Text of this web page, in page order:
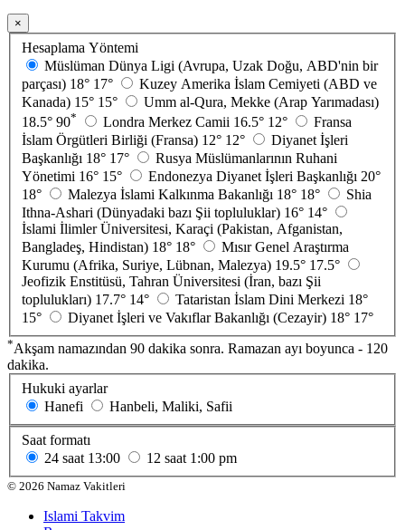
×
Hesaplama Yöntemi
Müslüman Dünya Ligi (Avrupa, Uzak Doğu, ABD'nin bir
parçası) 18° 17°
Kuzey Amerika İslam Cemiyeti (ABD ve
Kanada) 15° 15°
Umm al-Qura, Mekke (Arap Yarımadası)
18.5° 90* Londra Merkez Camii 16.5° 12°
Fransa
İslam Örgütleri Birliği (Fransa) 12° 12°
Diyanet İşleri
Başkanlığı 18° 17°
Rusya Müslümanlarının Ruhani
Yönetimi 16° 15° Endonezya Diyanet İşleri Başkanlığı 20°
18°
Malezya İslami Kalkınma Bakanlığı 18° 18°
Shia
Ithna-Ashari (Dünyadaki bazı Şii topluluklar) 16° 14°
İslami İlimler Üniversitesi, Karaçi (Pakistan, Afganistan,
Bangladeş, Hindistan) 18° 18°
Mısır Genel Araştırma
Kurumu (Afrika, Suriye, Lübnan, Malezya) 19.5° 17.5°
Jeofizik Enstitüsü, Tahran Üniversitesi (İran, bazı Şii
toplulukları) 17.7° 14° Tataristan İslam Dini Merkezi 18°
15°
Diyanet İşleri ve Vakıflar Bakanlığı (Cezayir) 18° 17°
*Akşam namazından 90 dakika sonra. Ramazan ayı boyunca - 120
dakika.
Hukuki ayarlar
Hanefi
Hanbeli, Maliki, Safii
Saat formatı
24 saat 13:00 12 saat 1:00 pm
© 2026 Namaz Vakitleri
Islami Takvim